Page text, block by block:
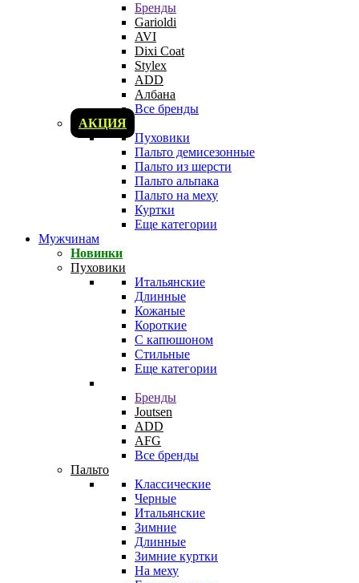
Бренды
Garioldi
AVI
Dixi Coat
Stylex
ADD
Албана
Все бренды
АКЦИЯ
Пуховики
Пальто демисезонные
Пальто из шерсти
Пальто альпака
Пальто на меху
Куртки
Еще категории
Мужчинам
Новинки
Пуховики
Итальянские
Длинные
Кожаные
Короткие
С капюшоном
Стильные
Еще категории
Бренды
Joutsen
ADD
AFG
Все бренды
Пальто
Классические
Черные
Итальянские
Зимние
Длинные
Зимние куртки
На меху